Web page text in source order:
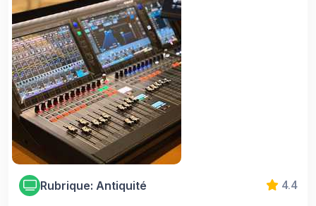
Rubrique: Antiquité 4.4